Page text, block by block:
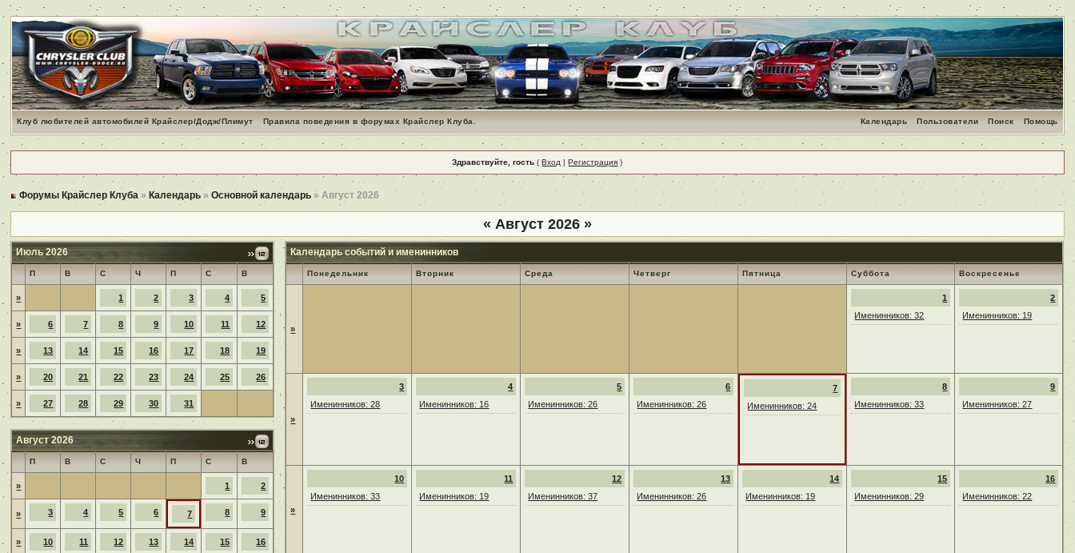
Клуб любителей автомобилей Крайслер/Додж/Плимут Правила поведения в форумах Крайслер Клуба. Помощь
Поиск
Пользователи
Календарь
Здравствуйте, гость (Вход |Регистрация )
Форумы Крайслер Клуба »Календарь »Основной календарь » Август 2026
« Август 2026 »
Июль 2026
П В С Ч П С В
» 1 2 3 4 5
» 6 7 8 9 10 11 12
» 13 14 15 16 17 18 19
» 20 21 22 23 24 25 26
» 27 28 29 30 31
Август 2026
П В С Ч П С В
» 1 2
» 3 4 5 6 7 8 9
» 10 11 12 13 14 15 16
Календарь событий и именинников
Понедельник Вторник Среда Четверг Пятница Суббота Воскресенье
»
1
Именинников: 32
2
Именинников: 19
»
3
Именинников: 28
4
Именинников: 16
5
Именинников: 26
6
Именинников: 26
7
Именинников: 24
8
Именинников: 33
9
Именинников: 27
»
10
Именинников: 33
11
Именинников: 19
12
Именинников: 37
13
Именинников: 26
14
Именинников: 19
15
Именинников: 29
16
Именинников: 22